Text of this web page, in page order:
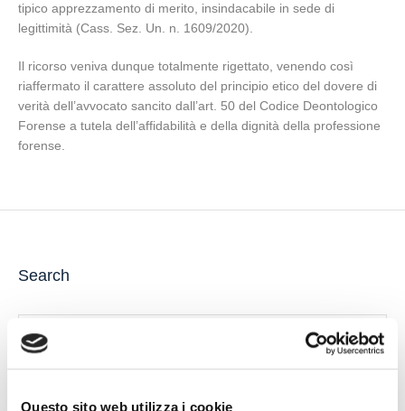
Questo sito web utilizza i cookie
tipico apprezzamento di merito, insindacabile in sede di
legittimità (Cass. Sez. Un. n. 1609/2020).
Il ricorso veniva dunque totalmente rigettato, venendo così
riaffermato il carattere assoluto del principio etico del dovere di
verità dell’avvocato sancito dall’art. 50 del Codice Deontologico
Forense a tutela dell’affidabilità e della dignità della professione
forense.
Search